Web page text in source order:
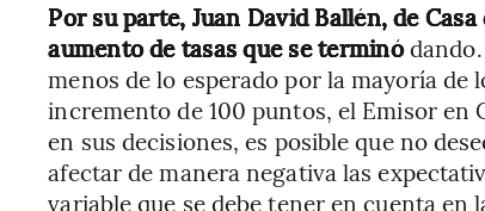
Por su parte, Juan David Ballén, de
aumento de tasas que se terminó
menos de lo esperado por la mayoría de
incremento de 100 puntos, el Emisor en
en sus decisiones, es posible que no
afectar de manera negativa las
variable que se debe tener en cuenta en